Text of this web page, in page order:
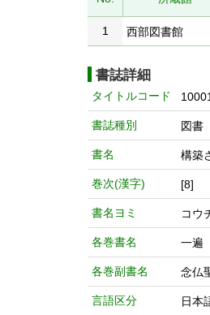
1
西部図書館
書誌詳細
タイトルコード
書誌種別 図書
書名 構築
巻次(漢字) [8]
書名ヨミ コウ
各巻書名 一遍
各巻副書名 念仏
言語区分 日本